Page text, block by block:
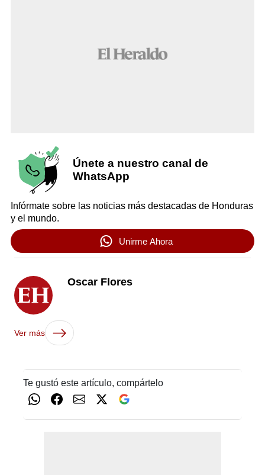
Únete a nuestro canal de
WhatsApp
Infórmate sobre las noticias más destacadas de Honduras
y el mundo.
Unirme Ahora
Oscar Flores
Ver más
Te gustó este artículo, compártelo